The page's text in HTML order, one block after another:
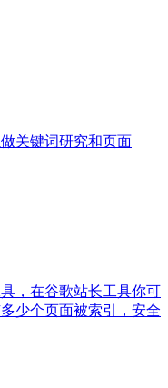
关键词研究和页面
，在谷歌站长工具你可
少个页面被索引，安全